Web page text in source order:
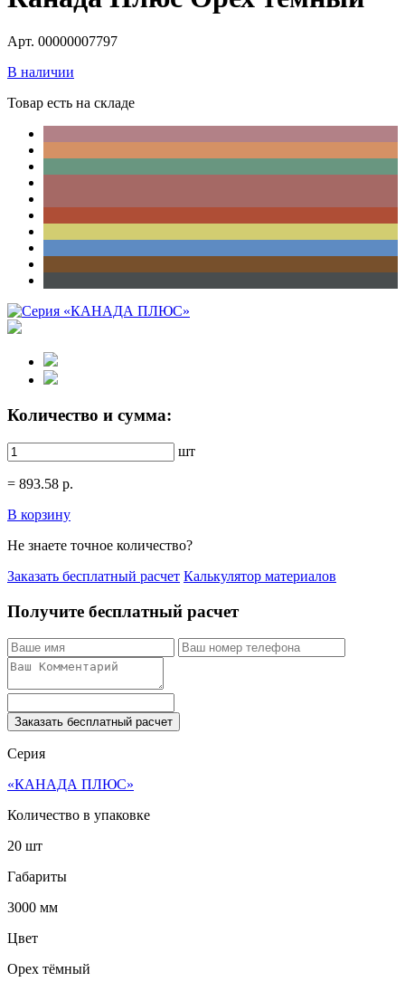
Арт. 00000007797
В наличии
Товар есть на складе
Количество и сумма:
шт
= 893.58 р.
В корзину
Не знаете точное количество?
Заказать бесплатный расчет Калькулятор материалов
Получите бесплатный расчет
Заказать бесплатный расчет
Серия
«КАНАДА ПЛЮС»
Количество в упаковке
20 шт
Габариты
3000 мм
Цвет
Орех тёмный